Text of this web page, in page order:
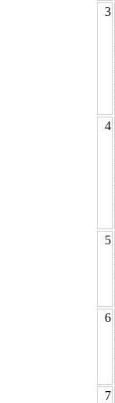
3
4
5
6
7